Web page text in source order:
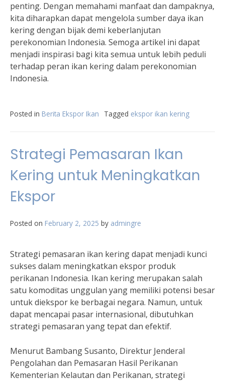
penting. Dengan memahami manfaat dan dampaknya,
kita diharapkan dapat mengelola sumber daya ikan
kering dengan bijak demi keberlanjutan
perekonomian Indonesia. Semoga artikel ini dapat
menjadi inspirasi bagi kita semua untuk lebih peduli
terhadap peran ikan kering dalam perekonomian
Indonesia.
Posted in Berita Ekspor Ikan Tagged ekspor ikan kering
Strategi Pemasaran Ikan
Kering untuk Meningkatkan
Ekspor
Posted on February 2, 2025 by admingre
Strategi pemasaran ikan kering dapat menjadi kunci
sukses dalam meningkatkan ekspor produk
perikanan Indonesia. Ikan kering merupakan salah
satu komoditas unggulan yang memiliki potensi besar
untuk diekspor ke berbagai negara. Namun, untuk
dapat mencapai pasar internasional, dibutuhkan
strategi pemasaran yang tepat dan efektif.
Menurut Bambang Susanto, Direktur Jenderal
Pengolahan dan Pemasaran Hasil Perikanan
Kementerian Kelautan dan Perikanan, strategi